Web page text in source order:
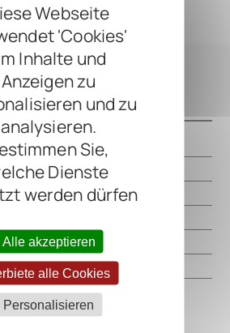
Webseite
'Cookies'
Inhalte und
Anzeigen zu
und zu
analysieren.
Sie,
Dienste
werden dürfen
Alle akzeptieren
alle Cookies
Personalisieren
000.00 mm
000.00 mm
000.00 mm
9V DC, center negative
10mA